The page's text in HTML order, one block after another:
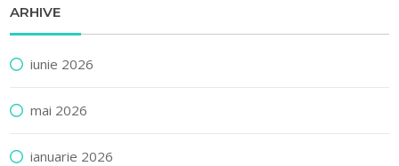
ARHIVE
iunie 2026
mai 2026
ianuarie 2026